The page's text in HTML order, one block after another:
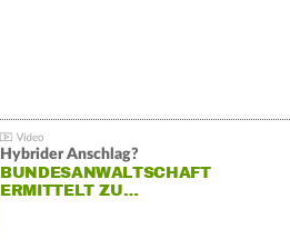
Hybrider Anschlag?
BUNDESANWALTSCHAFT
ERMITTELT ZU…